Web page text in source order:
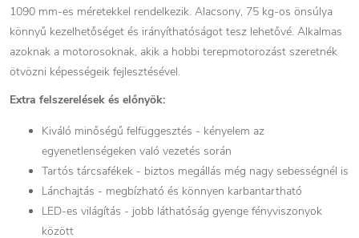
1090 mm-es méretekkel rendelkezik. Alacsony, 75 kg-os önsúlya
könnyű kezelhetőséget és irányíthatóságot tesz lehetővé. Alkalmas
azoknak a motorosoknak, akik a hobbi terepmotorozást szeretnék
ötvözni képességeik fejlesztésével.
Extra felszerelések és előnyök:
Kiváló minőségű felfüggesztés - kényelem az
egyenetlenségeken való vezetés során
Tartós tárcsafékek - biztos megállás még nagy sebességnél is
Lánchajtás - megbízható és könnyen karbantartható
LED-es világítás - jobb láthatóság gyenge fényviszonyok
között